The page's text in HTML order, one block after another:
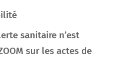
sanitaire n’est
sur les actes de